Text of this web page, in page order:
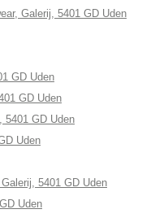
Galerij, 5401 GD Uden
GD Uden
GD Uden
5401 GD Uden
Uden
5401 GD Uden
Uden